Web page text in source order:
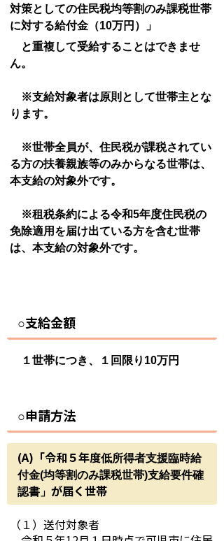
対策としての住民税均等割のみ課税世帯
に対する給付金（10万円）」
と重複して受給することはできませ
ん。
※支給対象者は原則として世帯主とな
ります。
※世帯全員が、住民税が課税されてい
る方の扶養親族等のみからなる世帯は、
本支給の対象外です。
※租税条約による令和5年度住民税の
免除適用を届け出ている方を含む世帯
は、本支給の対象外です。
○支給金額
１世帯につき、１回限り10万円
○申請方法
(A)「令和５年度低所得者支援臨時給
付金(均等割のみ課税世帯)支給要件確
認書 」 が届く世帯
（１）送付対象者